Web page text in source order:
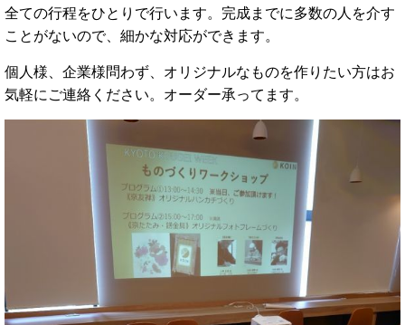
全ての行程をひとりで行います。完成までに多数の人を介す
ことがないので、細かな対応ができます。
個人様、企業様問わず、オリジナルなものを作りたい方はお
気軽にご連絡ください。オーダー承ってます。